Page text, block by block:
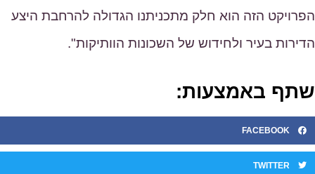
הזה הוא חלק מתכניתנו הגדולה להרחבת היצע
בעיר ולחידוש של השכונות הוותיקות".
באמצעות:
FACEBOOK
TWITTER